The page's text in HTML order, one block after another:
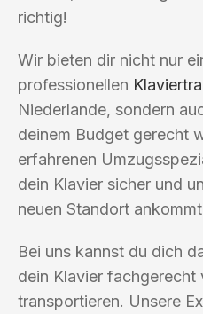
richtig!
Wir bieten dir nicht nur
professionellen
Niederlande, sondern
deinem Budget gerecht
erfahrenen
dein Klavier sicher und
neuen Standort
Bei uns kannst du dich
dein Klavier fachgerecht
transportieren. Unsere